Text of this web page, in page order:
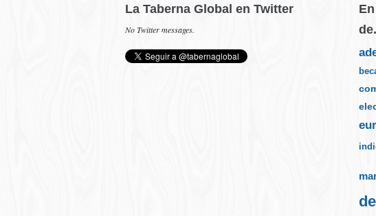
La Taberna Global en Twitter
No Twitter messages.